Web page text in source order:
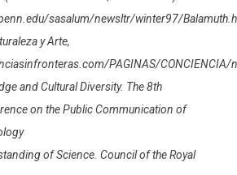
sasalum/newsltr/winter97/
y Arte,
PAGINAS/CONCIENCIA/
and Cultural Diversity. The 8th
on the Public Communication of
of Science. Council of the Royal